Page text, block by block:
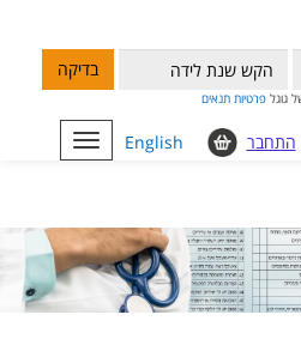
בדיקה
פרטיות תנאים
Toggle
navigation
English התחבר